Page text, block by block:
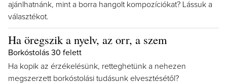
ajánlhatnánk, mint a borra hangolt kompozíciókat? Lássuk a
választékot.
Ha öregszik a nyelv, az orr, a szem
Borkóstolás 30 felett
Ha kopik az érzékelésünk, retteghetünk a nehezen
megszerzett borkóstolási tudásunk elvesztésétől?